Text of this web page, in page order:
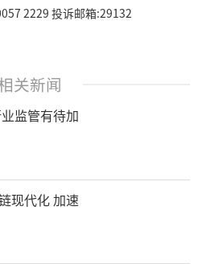
2229 投诉邮箱:29132
关新闻
监管有待加
现代化 加速